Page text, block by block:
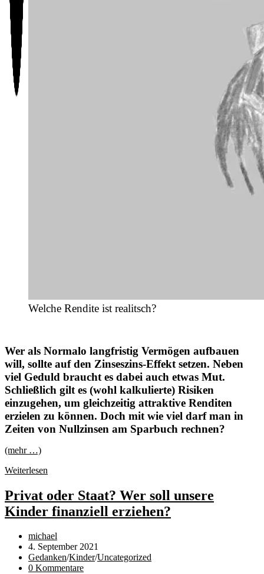
Welche Rendite ist realitsch?
Wer als Normalo langfristig Vermögen aufbauen
will, sollte auf den Zinseszins-Effekt setzen. Neben
viel Geduld braucht es dabei auch etwas Mut.
Schließlich gilt es (wohl kalkulierte) Risiken
einzugehen, um gleichzeitig attraktive Renditen
erzielen zu können. Doch mit wie viel darf man in
Zeiten von Nullzinsen am Sparbuch rechnen?
(mehr …)
Weiterlesen
zum
Weltspartag:
Welche
man
von
langfristigen
Investments
Privat oder Staat? Wer soll unsere
Kinder finanziell erziehen?
Beitrags-
Autor:
michael
Beitrag
veröffentlicht:
4. September 2021
Beitrags-
Kategorie:
Gedanken/Kinder/Uncategorized
Beitrags-
0 Kommentare